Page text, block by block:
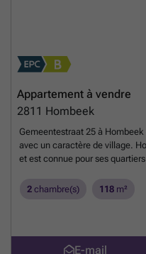
Appartement à vendre
2811 Hombeek
Gemeentestraat 25 à
avec un caractère de village.
et est connue pour ses
trouverez des magasins et des
l'appartement bénéficie d'une
Anvers/Bruxelles.
L'espace de vie spacieux est
2 chambre(s) 118 m²
E-mail